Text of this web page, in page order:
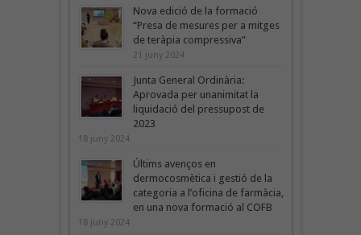
Nova edició de la formació
“Presa de mesures per a mitges
de teràpia compressiva”
21 juny 2024
Junta General Ordinària:
Aprovada per unanimitat la
liquidació del pressupost de
2023
18 juny 2024
Últims avenços en
dermocosmètica i gestió de la
categoria a l’oficina de farmàcia,
en una nova formació al COFB
18 juny 2024